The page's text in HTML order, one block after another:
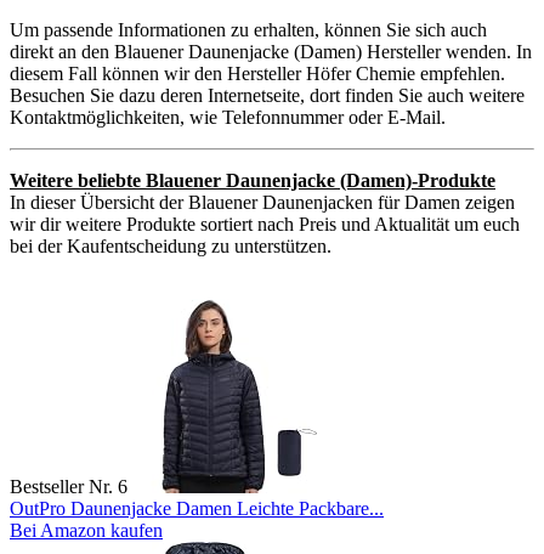
Um passende Informationen zu erhalten, können Sie sich auch
direkt an den Blauener Daunenjacke (Damen) Hersteller wenden. In
diesem Fall können wir den Hersteller Höfer Chemie empfehlen.
Besuchen Sie dazu deren Internetseite, dort finden Sie auch weitere
Kontaktmöglichkeiten, wie Telefonnummer oder E-Mail.
Weitere beliebte Blauener Daunenjacke (Damen)-Produkte
In dieser Übersicht der Blauener Daunenjacken für Damen zeigen
wir dir weitere Produkte sortiert nach Preis und Aktualität um euch
bei der Kaufentscheidung zu unterstützen.
Bestseller Nr. 6
OutPro Daunenjacke Damen Leichte Packbare...
Bei Amazon kaufen